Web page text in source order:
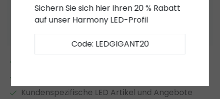
Zur Wunschliste hinzufügen
Kundenspezifische LED Artikel und Angebote
Sichern Sie sich hier Ihren 20 % Rabatt
auf unser Harmony LED-Profil
Code: LEDGIGANT20